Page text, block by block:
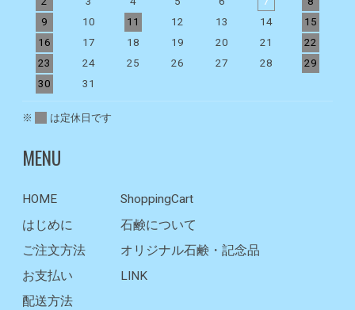
9
10 11 12 13 14
15
16
17 18 19 20 21
22
23
24 25 26 27 28
29
30
31
※ は定休日です
MENU
HOME
はじめに
ご注文方法
お支払い
ShoppingCart
石鹸について
オリジナル石鹸・記念品
LINK
配送方法